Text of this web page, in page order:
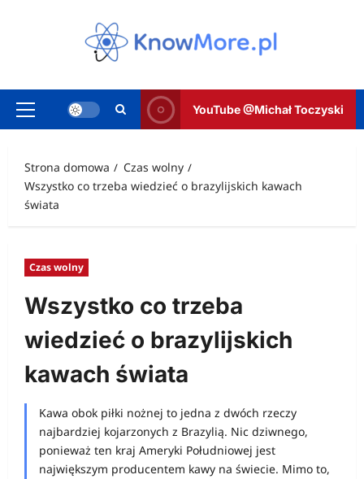
Menu
YouTube @Michał Toczyski
Strona domowa
Czas wolny
Wszystko co trzeba wiedzieć o brazylijskich kawach
świata
Czas wolny
Wszystko co trzeba
wiedzieć o brazylijskich
kawach świata
Kawa obok piłki nożnej to jedna z dwóch rzeczy
najbardziej kojarzonych z Brazylią. Nic dziwnego,
ponieważ ten kraj Ameryki Południowej jest
największym producentem kawy na świecie. Mimo to,